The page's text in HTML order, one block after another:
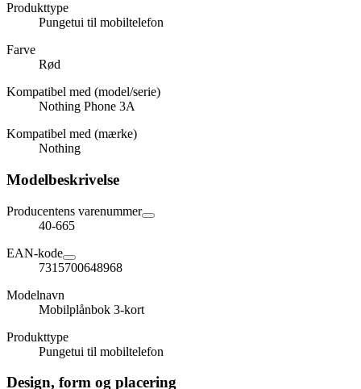
Produkttype
Pungetui til mobiltelefon
Farve
Rød
Kompatibel med (model/serie)
Nothing Phone 3A
Kompatibel med (mærke)
Nothing
Modelbeskrivelse
Producentens varenummer
40-665
EAN-kode
7315700648968
Modelnavn
Mobilplånbok 3-kort
Produkttype
Pungetui til mobiltelefon
Design, form og placering